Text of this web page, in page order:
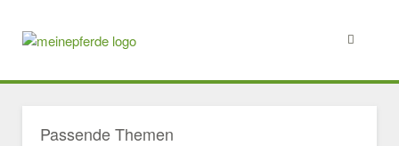
Passende Themen